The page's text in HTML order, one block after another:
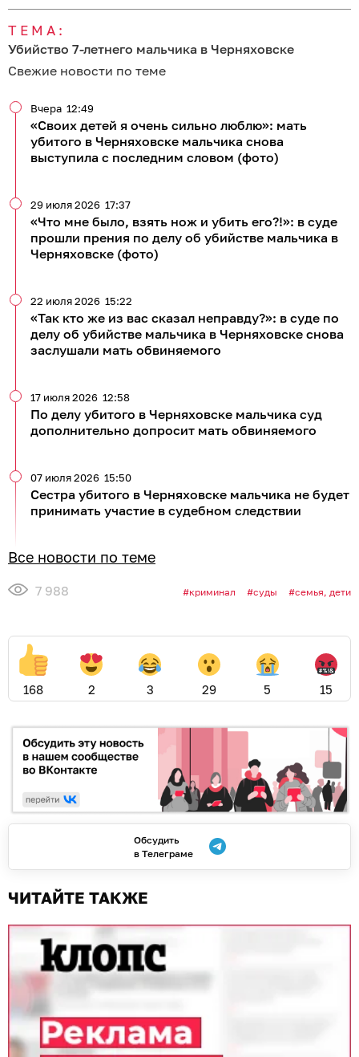
ТЕМА:
Убийство 7-летнего мальчика в Черняховске
Свежие новости по теме
«Своих детей я очень сильно люблю»: мать
убитого в Черняховске мальчика снова
выступила с последним словом (фото)
Вчера 12:49
«Что мне было, взять нож и убить его?!»: в суде
прошли прения по делу об убийстве мальчика в
Черняховске (фото)
29 июля 2026 17:37
«Так кто же из вас сказал неправду?»: в суде по
делу об убийстве мальчика в Черняховске снова
заслушали мать обвиняемого
22 июля 2026 15:22
По делу убитого в Черняховске мальчика суд
дополнительно допросит мать обвиняемого
17 июля 2026 12:58
Сестра убитого в Черняховске мальчика не будет
принимать участие в судебном следствии
07 июля 2026 15:50
Все новости по теме
7 988 криминал суды семья, дети
168 2 3 29 5 15
Обсудить
в Телеграме
ЧИТАЙТЕ ТАКЖЕ